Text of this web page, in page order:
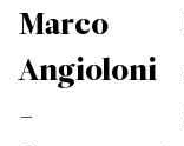
Marco
Angioloni
-